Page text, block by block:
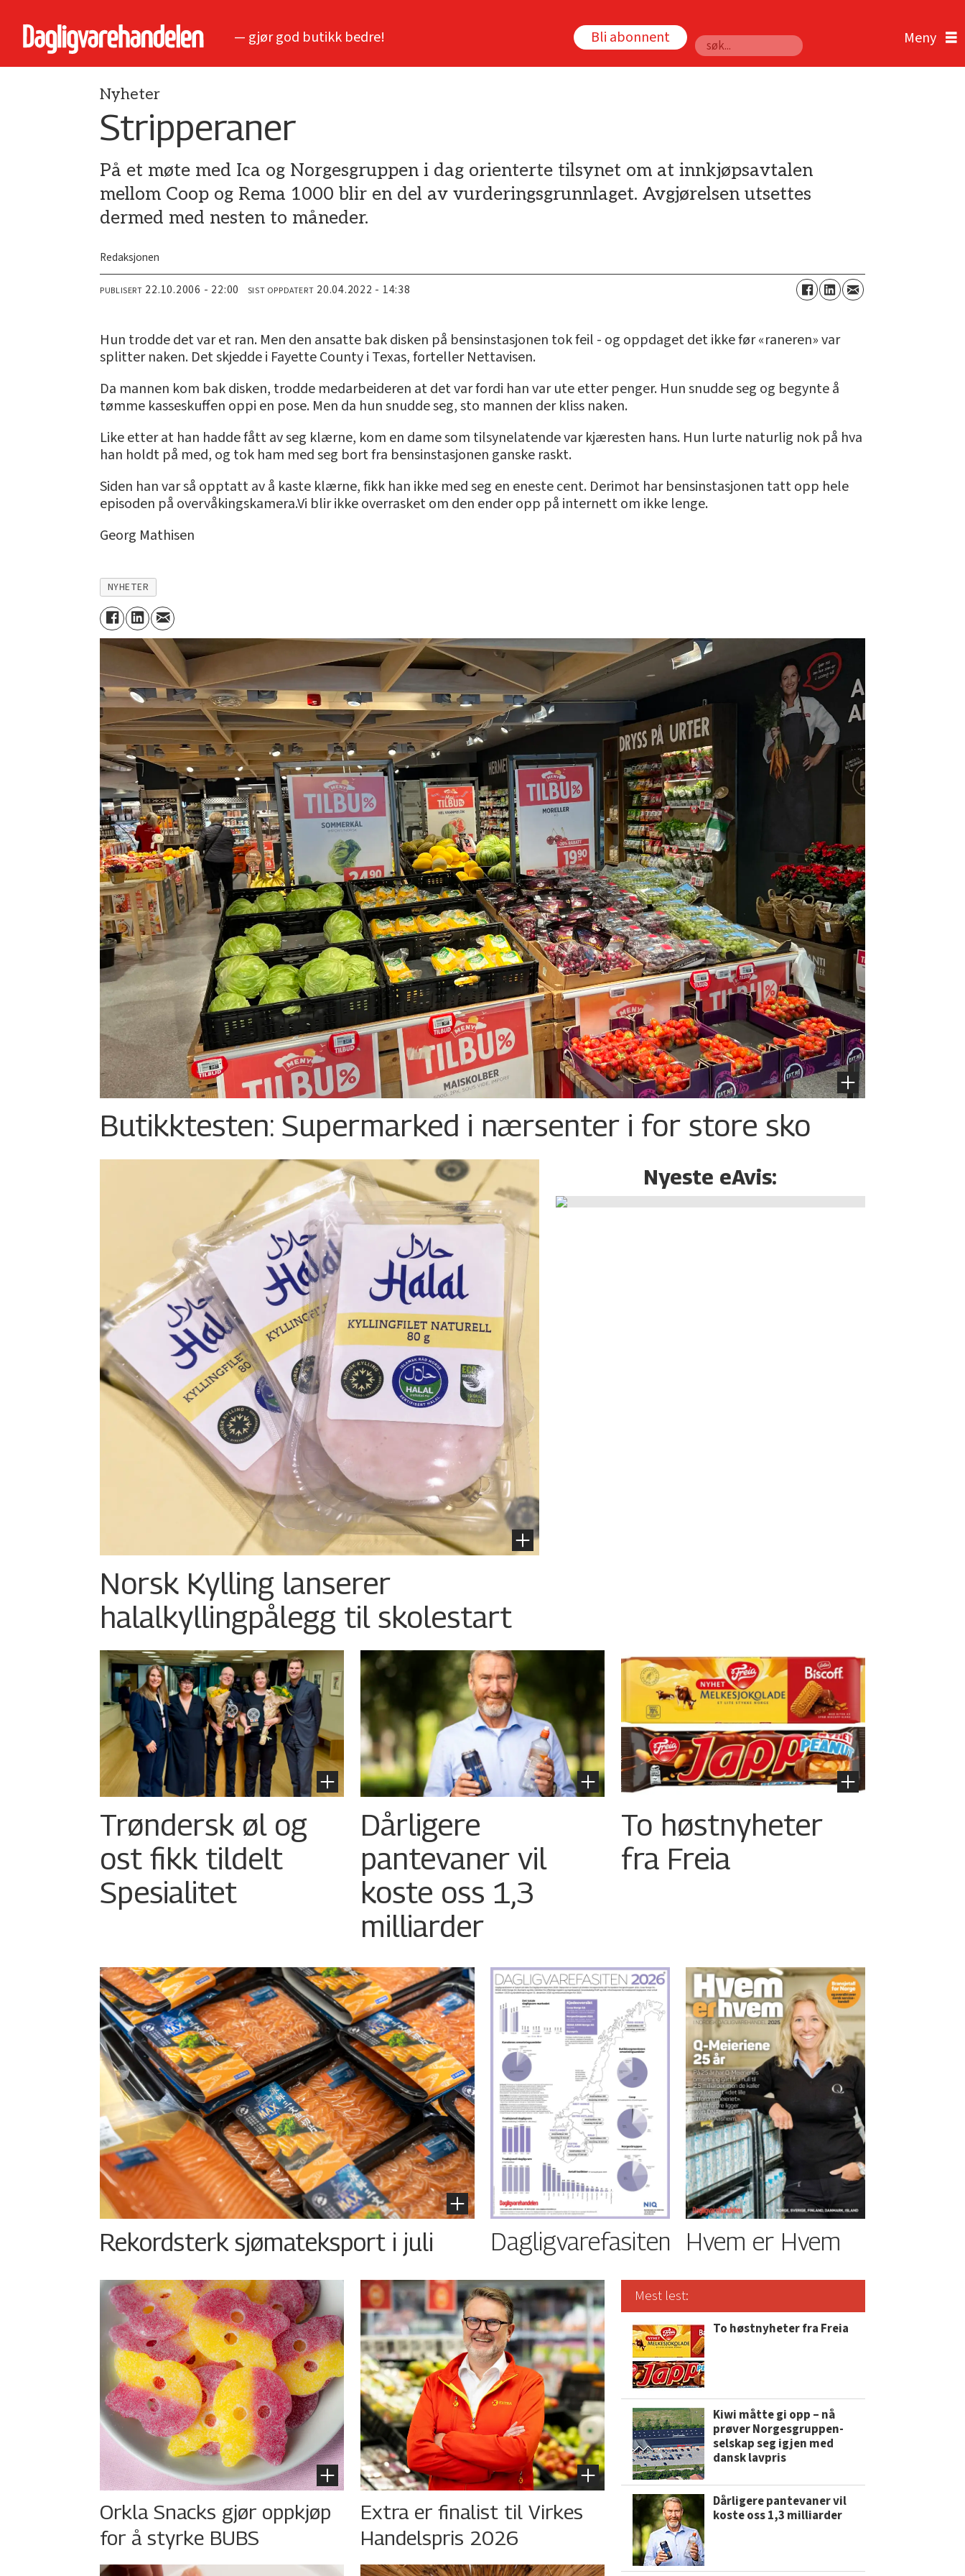
— gjør god butikk bedre! Bli abonnent
Søk
Nyheter
Stripperaner
På et møte med Ica og Norgesgruppen i dag orienterte tilsynet om at innkjøpsavtalen
mellom Coop og Rema 1000 blir en del av vurderingsgrunnlaget. Avgjørelsen utsettes
dermed med nesten to måneder.
Redaksjonen
PUBLISERT 22.10.2006 - 22:00 SIST OPPDATERT 20.04.2022 - 14:38
Hun trodde det var et ran. Men den ansatte bak disken på bensinstasjonen tok feil - og oppdaget det ikke før «raneren» var
splitter naken. Det skjedde i Fayette County i Texas, forteller Nettavisen.
Da mannen kom bak disken, trodde medarbeideren at det var fordi han var ute etter penger. Hun snudde seg og begynte å
tømme kasseskuffen oppi en pose. Men da hun snudde seg, sto mannen der kliss naken.
Like etter at han hadde fått av seg klærne, kom en dame som tilsynelatende var kjæresten hans. Hun lurte naturlig nok på hva
han holdt på med, og tok ham med seg bort fra bensinstasjonen ganske raskt.
Siden han var så opptatt av å kaste klærne, fikk han ikke med seg en eneste cent. Derimot har bensinstasjonen tatt opp hele
episoden på overvåkingskamera.Vi blir ikke overrasket om den ender opp på internett om ikke lenge.
Georg Mathisen
NYHETER
Butikktesten: Supermarked i nærsenter i for store sko
Norsk Kylling lanserer
halalkylling­pålegg til skolestart
Nyeste eAvis:
Trøndersk øl og
ost fikk tildelt
Spesialitet
Dårligere
pantevaner vil
koste oss 1,3
milliarder
To høstnyheter
fra Freia
Rekordsterk sjømateksport i juli Dagligvarefasiten Hvem er Hvem
Orkla Snacks gjør oppkjøp
for å styrke BUBS
Extra er finalist til Virkes
Handelspris 2026
Mest lest:
To høstnyheter fra Freia
Kiwi måtte gi opp – nå
prøver Norgesgruppen-
selskap seg igjen med
dansk lavpris
Dårligere pantevaner vil
koste oss 1,3 milliarder